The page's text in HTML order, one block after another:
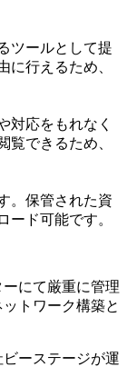
ツールとして提
に行えるため、
対応をもれなく
覧できるため、
。保管された資
ード可能です。
にて厳重に管理
トワーク構築と
ーステージが運